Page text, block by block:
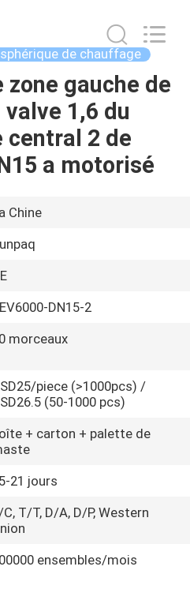
de chauffage
zone gauche de
valve 1,6 du
2 de
a motorisé
Chine
DN15-2
morceaux
piece (>1000pcs) /
(50-1000 pcs)
+ carton + palette de
21 jours
C, T/T, D/A, D/P, Western
ensembles/mois